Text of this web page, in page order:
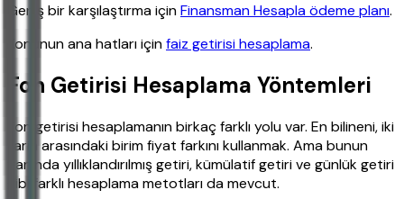
Geniş bir karşılaştırma içinFinansman Hesapla ödeme planı.
Konunun ana hatları içinfaiz getirisi hesaplama.
Fon Getirisi Hesaplama Yöntemleri
Fon getirisi hesaplamanın birkaç farklı yolu var. En bilineni, iki
tarih arasındaki birim fiyat farkını kullanmak. Ama bunun
yanında yıllıklandırılmış getiri, kümülatif getiri ve günlük getiri
gibi farklı hesaplama metotları da mevcut.